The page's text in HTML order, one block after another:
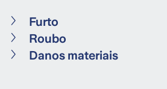
Furto
Roubo
Danos materiais